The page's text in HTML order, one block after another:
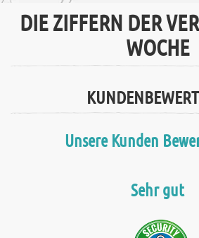
DIE ZIFFERN DER
WOCHE
Unsere Kunden
Sehr gut